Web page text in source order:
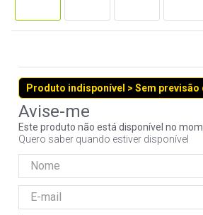
Produto indisponível > Sem previsão
Este produto não está disponível no
Quero saber quando estiver disponível
5º
openbox
7º
jonsbo
8º
fractal
controle
10º hd